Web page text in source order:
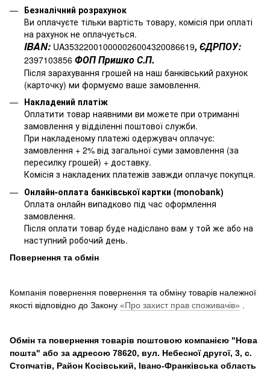
Безналічний розрахунок
Ви оплачуєте тільки вартість товару, комісія при оплаті
на рахунок не оплачується.
IBAN: UA353220010000026004320086619, ЄДРПОУ:
2397103856 ФОП Пришко С.П.
Після зарахування грошей на наш банківський рахунок
(карточку) ми формуємо ваше замовлення.
Накладений платіж
Оплатити товар наявними ви можете при отриманні
замовлення у відділенні поштової служби.
При накладеному платежі одержувач оплачує:
замовлення + 2% від загальної суми замовлення (за
пересилку грошей) + доставку.
Комісія з накладених платежів завжди оплачує покупця.
Онлайн-оплата банківської картки (monobank)
Оплата онлайн випадково під час оформлення
замовлення.
Після оплати товар буде надіслано вам у той же або на
наступний робочий день.
Повернення та обмін
Компанія повернення повернення та обміну товарів належної
якості відповідно до Закону «Про захист прав споживачів»
Обмін та повернення товарів поштовою компанією "Нова
пошта" або за адресою 78620, вул. Небесної другої, 3, с.
Стопчатів, Район Косівський, Івано-Франківська область